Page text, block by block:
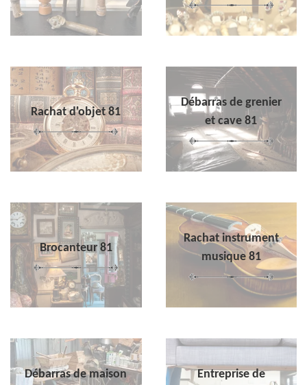
Rachat d'objet 81
Débarras de grenier
et cave 81
Brocanteur 81
Rachat instrument
musique 81
Débarras de maison
Entreprise de